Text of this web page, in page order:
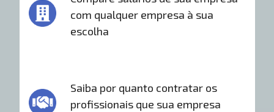
com qualquer empresa à sua
escolha
Saiba por quanto contratar os
profissionais que sua empresa